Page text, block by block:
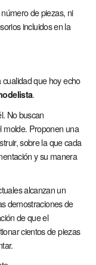
de piezas, ni
incluidos en la
que hoy echo
.
No buscan
molde. Proponen una
sobre la que cada
y su manera
alcanzan un
demostraciones de
de que el
cientos de piezas